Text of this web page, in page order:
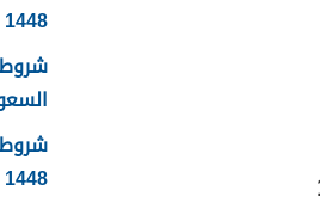
1448 الرابط والشروط بالتفصيل
شروط
1448